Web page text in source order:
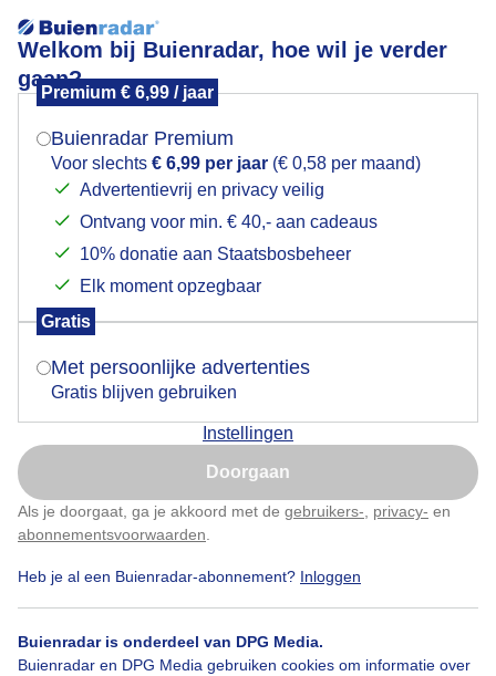
Welkom bij Buienradar, hoe wil je verder
gaan?
Premium € 6,99 / jaar
Buienradar Premium
Voor slechts € 6,99 per jaar (€ 0,58 per maand)
Advertentievrij en privacy veilig
Ontvang voor min. € 40,- aan cadeaus
10% donatie aan Staatsbosbeheer
Elk moment opzegbaar
Gratis
Met persoonlijke advertenties
Gratis blijven gebruiken
Instellingen
Doorgaan
Als je doorgaat, ga je akkoord met de gebruikers- privacy- en
abonnementsvoorwaarden
Heb je al een Buienradar-abonnement? Inloggen
Buienradar is onderdeel van DPG Media.
Buienradar en DPG Media gebruiken cookies om informatie over
Fazant evem drogen na een regenbui
Door: Dilia van Zon Gemaakt: 17-05-2026, 130x bekeken
Mogen we je locatie gebruiken voor het
Indien je hier nog geen akkoord op hebt gegeven,
verschijnt er zo een pop-up uit je browser waarin
Is goed, toon de popup
Nu niet, misschien later
Klik hierom dit aan te passen